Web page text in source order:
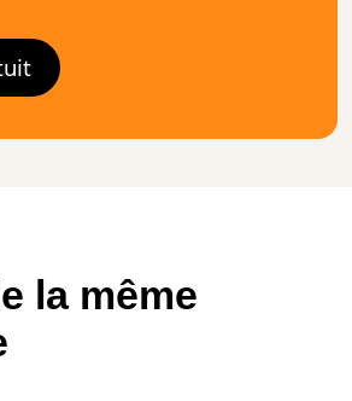
la même